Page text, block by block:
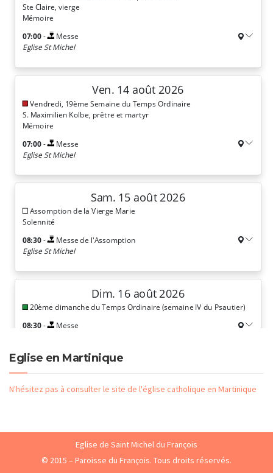
Eglise en Martinique
N'hésitez pas à consulter le site de l'église catholique en Martinique
Eglise de Saint Michel du François
© 2015 – Paroisse du François. Tous droits réservés.